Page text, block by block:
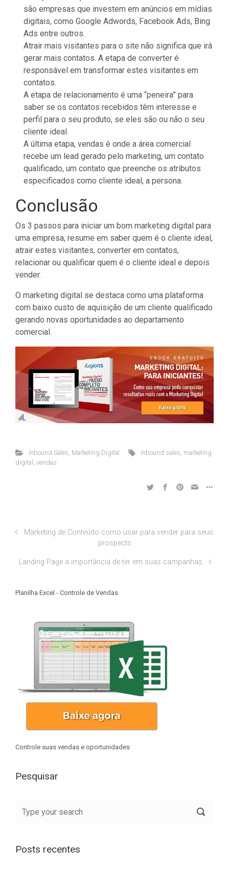
são empresas que investem em anúncios em mídias
digitais, como Google Adwords, Facebook Ads, Bing
Ads entre outros.
Atrair mais visitantes para o site não significa que irá
gerar mais contatos. A etapa de converter é
responsável em transformar estes visitantes em
contatos.
A etapa de relacionamento é uma “peneira” para
saber se os contatos recebidos têm interesse e
perfil para o seu produto, se eles são ou não o seu
cliente ideal.
A última etapa, vendas é onde a área comercial
recebe um lead gerado pelo marketing, um contato
qualificado, um contato que preenche os atributos
especificados como cliente ideal, a persona.
Conclusão
Os 3 passos para iniciar um bom marketing digital para
uma empresa, resume em saber quem é o cliente ideal,
atrair estes visitantes, converter em contatos,
relacionar ou qualificar quem é o cliente ideal e depois
vender.
O marketing digital se destaca como uma plataforma
com baixo custo de aquisição de um cliente qualificado
gerando novas oportunidades ao departamento
comercial.
Inbound Sales Marketing Digital inbound sales marketing
digital vendas
Marketing de Conteúdo como usar para vender para seus
prospects
Landing Page a importância de ter em suas campanhas
Planilha Excel - Controle de Vendas
Controle suas vendas e oportunidades
Pesquisar
Posts recentes